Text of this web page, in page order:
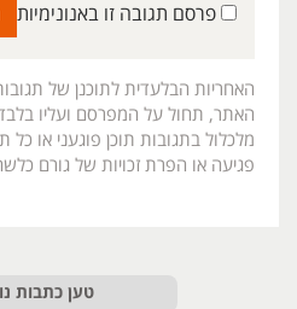
פרסם תגובה זו באנונימיות
האחריות הבלעדית לתוכנן של
האתר, תחול על המפרסם ועליו
מלכלול בתגובות תוכן פוגעני או
פגיעה או הפרת זכויות של גורם
טען כתבות